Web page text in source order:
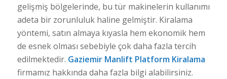
gelişmiş bölgelerinde, bu tür makinelerin kullanımı
adeta bir zorunluluk haline gelmiştir. Kiralama
yöntemi, satın almaya kıyasla hem ekonomik hem
de esnek olması sebebiyle çok daha fazla tercih
edilmektedir. Gaziemir Manlift Platform Kiralama
firmamız hakkında daha fazla bilgi alabilirsiniz.